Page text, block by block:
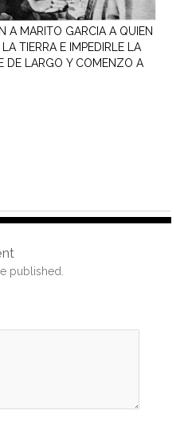
A MARITO GARCIA A QUIEN
TIERRA E IMPEDIRLE LA
DE LARGO Y COMENZO A
published.